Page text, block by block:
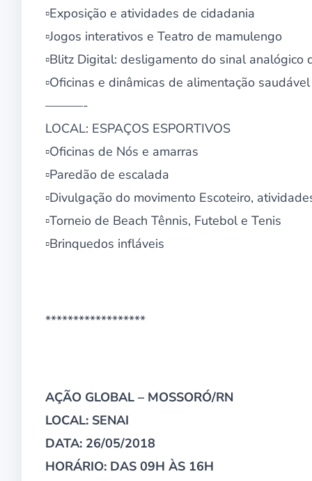
▫Exposição e atividades de cidadania
▫Jogos interativos e Teatro de mamulengo
▫Blitz Digital: desligamento do sinal analógico
▫Oficinas e dinâmicas de alimentação saudável
———-
LOCAL: ESPAÇOS ESPORTIVOS
▫Oficinas de Nós e amarras
▫Paredão de escalada
▫Divulgação do movimento Escoteiro,
▫Torneio de Beach Tênnis, Futebol e Tenis
▫Brinquedos infláveis
******************
AÇÃO GLOBAL – MOSSORÓ/RN
LOCAL: SENAI
DATA: 26/05/2018
HORÁRIO: DAS 09H ÀS 16H